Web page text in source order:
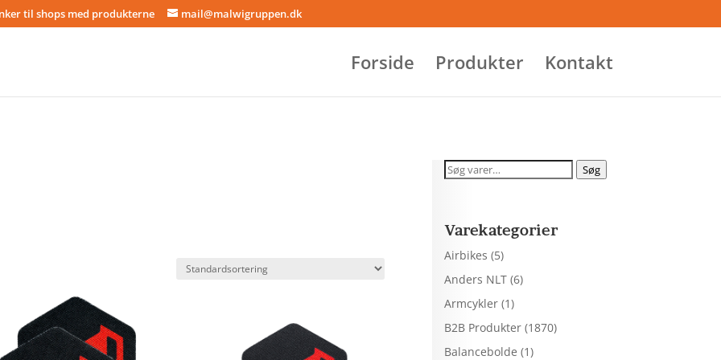
til shops med produkterne mail@malwigruppen.dk
Forside Produkter Kontakt
Søg
Søg
Varekategorier
Airbikes (5)
Anders NLT (6)
Armcykler (1)
B2B Produkter (1870)
Balancebolde (1)